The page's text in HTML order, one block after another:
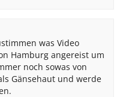
was Video
Hamburg angereist um
noch sowas von
Gänsehaut und werde